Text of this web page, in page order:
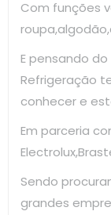
Com funções
E pensando
Refrigeração
conhecer e
Em parceria
Sendo
grandes